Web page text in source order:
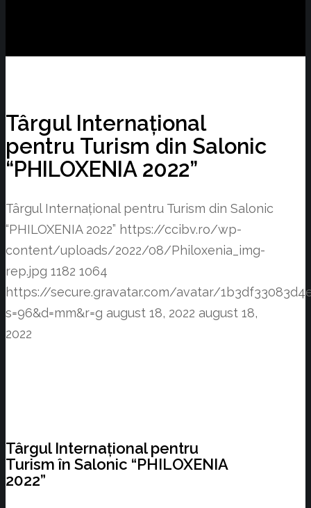
Târgul Internațional
pentru Turism din Salonic
“PHILOXENIA 2022”
Târgul Internațional pentru Turism din Salonic
“PHILOXENIA 2022” https://ccibv.ro/wp-
content/uploads/2022/08/Philoxenia_img-
rep.jpg 1182 1064
https://secure.gravatar.com/avatar/
s=96&d=mm&r=g august 18, 2022 august 18,
2022
Târgul Internațional pentru
Turism în Salonic “PHILOXENIA
2022”